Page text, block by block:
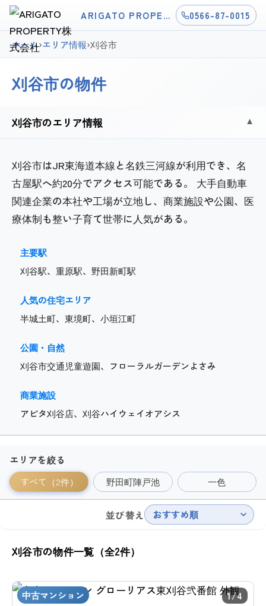
ARIGATO PROPERTY株式会社 0566-87-0015
ホーム›エリア情報›刈谷市
刈谷市の物件
刈谷市のエリア情報 ▼
刈谷市はJR東海道本線と名鉄三河線が利用でき、名
古屋駅へ約20分でアクセス可能である。 大手自動車
関連企業の本社や工場が立地し、商業施設や公園、医
療体制も整い子育て世帯に人気がある。
主要駅
刈谷駅、重原駅、野田新町駅
人気の住宅エリア
半城土町、東境町、小垣江町
公園・自然
刈谷市交通児童遊園、フローラルガーデンよさみ
商業施設
アピタ刈谷店、刈谷ハイウェイオアシス
エリアを絞る
すべて（2件）
野田町陣戸池 一色
並び替え おすすめ順
刈谷市の物件一覧（全2件）
中古マンション 1/4